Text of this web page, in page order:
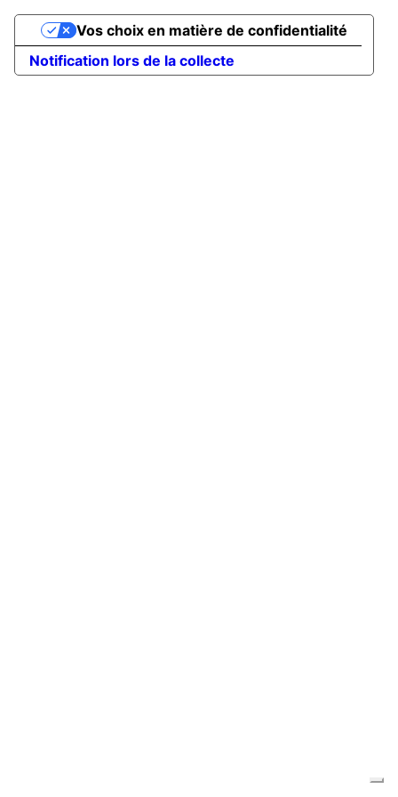
Notification lors de la collecte
Vos choix en matière de confidentialité